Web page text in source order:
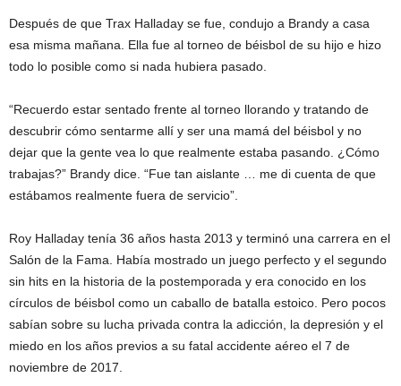
Después de que Trax Halladay se fue, condujo a Brandy a casa
esa misma mañana. Ella fue al torneo de béisbol de su hijo e hizo
todo lo posible como si nada hubiera pasado.
“Recuerdo estar sentado frente al torneo llorando y tratando de
descubrir cómo sentarme allí y ser una mamá del béisbol y no
dejar que la gente vea lo que realmente estaba pasando. ¿Cómo
trabajas?” Brandy dice. “Fue tan aislante … me di cuenta de que
estábamos realmente fuera de servicio”.
Roy Halladay tenía 36 años hasta 2013 y terminó una carrera en el
Salón de la Fama. Había mostrado un juego perfecto y el segundo
sin hits en la historia de la postemporada y era conocido en los
círculos de béisbol como un caballo de batalla estoico. Pero pocos
sabían sobre su lucha privada contra la adicción, la depresión y el
miedo en los años previos a su fatal accidente aéreo el 7 de
noviembre de 2017.